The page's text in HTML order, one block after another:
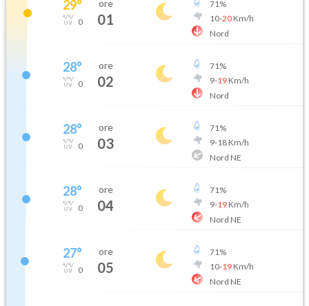
29°
0
ore
01
71%
10-20Km/h
Nord
28°
0
ore
02
71%
9-19Km/h
Nord
28°
0
ore
03
71%
9-18Km/h
Nord NE
28°
0
ore
04
71%
9-19Km/h
Nord NE
27°
0
ore
05
71%
10-19Km/h
Nord NE